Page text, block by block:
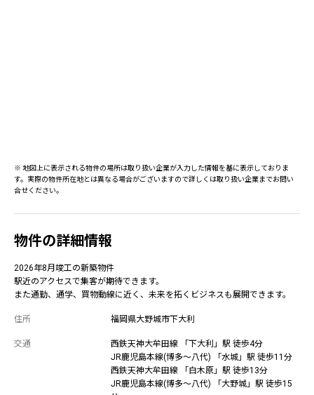
※ 地図上に表示される物件の場所は取り扱い企業が入力した情報を基に表示しておりま
す。実際の物件所在地とは異なる場合がございますので詳しくは取り扱い企業までお問い
合せください。
物件の詳細情報
2026年8月竣工の新築物件
駅近のアクセスで集客が期待できます。
また通勤、通学、買物動線に近く、未来を拓くビジネスも展開できます。
住所 福岡県大野城市下大利
交通
西鉄天神大牟田線 「下大利」駅 徒歩4分
JR鹿児島本線(博多～八代) 「水城」駅 徒歩11分
西鉄天神大牟田線 「白木原」駅 徒歩13分
JR鹿児島本線(博多～八代) 「大野城」駅 徒歩15